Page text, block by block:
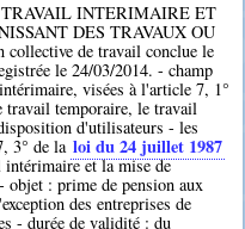
INTERIMAIRE ET
DES TRAVAUX OU
de travail conclue le
le 24/03/2014. - champ
visées à l'article 7, 1°
travail temporaire, le travail
d'utilisateurs - les
3° de la loi du 24 juillet 1987
et la mise de
: prime de pension aux
des entreprises de
- durée de validité : du